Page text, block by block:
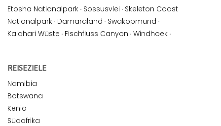
Etosha Nationalpark · Sossusvlei · Skeleton Coast
Nationalpark · Damaraland · Swakopmund ·
Kalahari Wüste · Fischfluss Canyon · Windhoek ·
REISEZIELE
Namibia
Botswana
Kenia
Südafrika